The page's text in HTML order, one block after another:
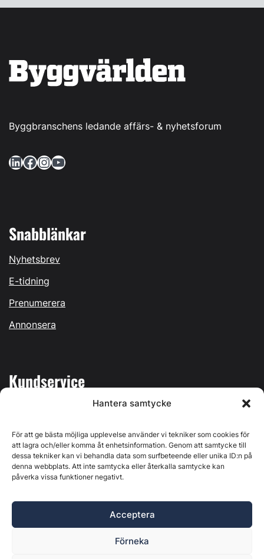
Hantera samtycke
För att ge bästa möjliga upplevelse använder vi tekniker som cookies för
att lagra och/eller komma åt enhetsinformation. Genom att samtycke till
dessa tekniker kan vi behandla data som surfbeteende eller unika ID:n på
denna webbplats. Att inte samtycka eller återkalla samtycke kan
påverka vissa funktioner negativt.
Acceptera
Förneka
Byggbranschens ledande affärs- & nyhetsforum
LinkedIn Facebook InstagramYouTube
Snabblänkar
Nyhetsbrev
E-tidning
Prenumerera
Annonsera
Kundservice
Kontakta oss
Östernäsvägen 1, 827 32 Ljusdal, org.nr: 556625-6425 -
Ansvarig utgivare: Henrik Ekberg. Innehållet på denna
webbplats är upphovsrättsligt skyddat. Ange källa vid citering.
Byggvärlden är en del avMarknadsdatagruppen